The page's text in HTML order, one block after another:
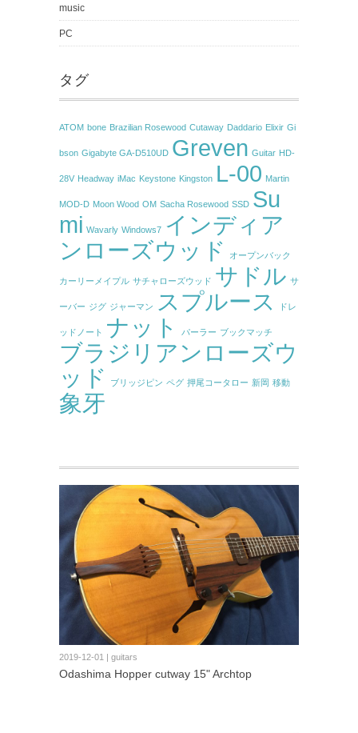
music
PC
タグ
ATOM bone Brazilian Rosewood Cutaway Daddario Elixir Gi
bson Gigabyte GA-D510UD Greven Guitar HD-
28V Headway iMac Keystone Kingston L-00 Martin
MOD-D Moon Wood OM Sacha Rosewood SSD Su
mi Wavarly Windows7 インディア
ンローズウッド
オープンバック
カーリーメイプル サチャローズウッド サドル サ
ーバー ジグ ジャーマン スプルース ドレ
ッドノート ナット パーラー ブックマッチ
ブラジリアンローズウ
ッド
ブリッジピン ペグ 押尾コータロー 新岡 移動
象牙
2019-12-01 | guitars
Odashima Hopper cutway 15" Archtop